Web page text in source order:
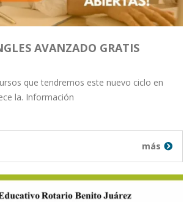
AVANZADO GRATIS
que tendremos este nuevo ciclo en
la. Información
más